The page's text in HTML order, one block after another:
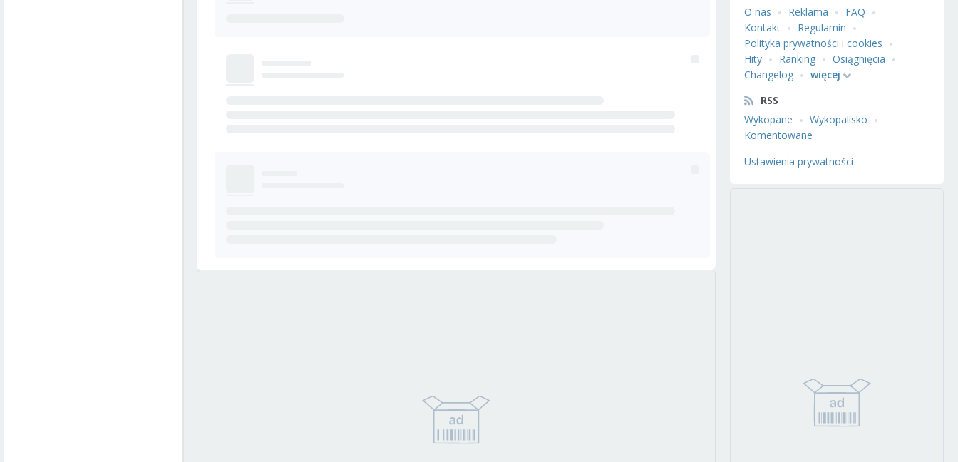
O nas
Reklama
FAQ
Kontakt
Regulamin
Polityka prywatności i cookies
Hity
Ranking
Osiągnięcia
Changelog
więcej
RSS
Wykopane
Wykopalisko
Komentowane
Ustawienia prywatności